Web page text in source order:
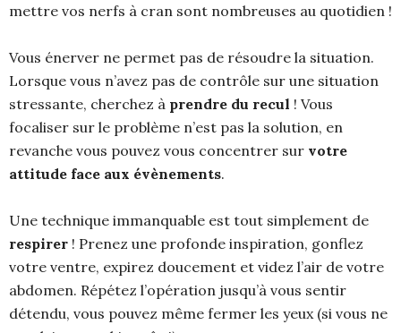
mettre vos nerfs à cran sont nombreuses au quotidien !
Vous énerver ne permet pas de résoudre la situation.
Lorsque vous n’avez pas de contrôle sur une situation
stressante, cherchez à prendre du recul ! Vous
focaliser sur le problème n’est pas la solution, en
revanche vous pouvez vous concentrer sur votre
attitude face aux évènements.
Une technique immanquable est tout simplement de
respirer ! Prenez une profonde inspiration, gonflez
votre ventre, expirez doucement et videz l’air de votre
abdomen. Répétez l’opération jusqu’à vous sentir
détendu, vous pouvez même fermer les yeux (si vous ne